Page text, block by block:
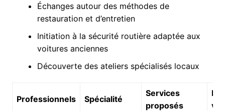
Échanges autour des méthodes de
restauration et d’entretien
Initiation à la sécurité routière adaptée aux
voitures anciennes
Découverte des ateliers spécialisés locaux
Professionnels Spécialité
Services
proposés